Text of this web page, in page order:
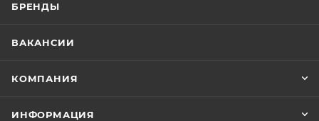
БРЕНДЫ
ВАКАНСИИ
КОМПАНИЯ
ИНФОРМАЦИЯ